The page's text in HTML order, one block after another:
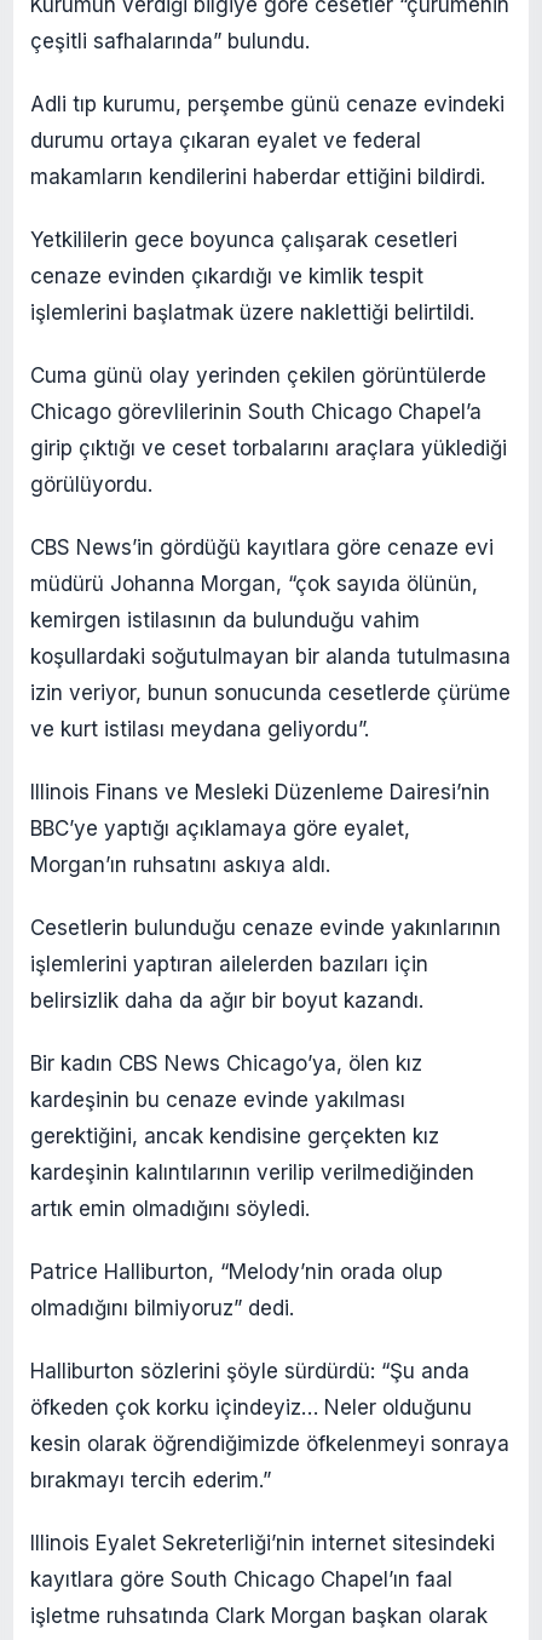
çeşitli safhalarında” bulundu.
Adli tıp kurumu, perşembe günü cenaze evindeki
durumu ortaya çıkaran eyalet ve federal
makamların kendilerini haberdar ettiğini bildirdi.
Yetkililerin gece boyunca çalışarak cesetleri
cenaze evinden çıkardığı ve kimlik tespit
işlemlerini başlatmak üzere naklettiği belirtildi.
Cuma günü olay yerinden çekilen görüntülerde
Chicago görevlilerinin South Chicago Chapel’a
girip çıktığı ve ceset torbalarını araçlara yüklediği
görülüyordu.
CBS News’in gördüğü kayıtlara göre cenaze evi
müdürü Johanna Morgan, “çok sayıda ölünün,
kemirgen istilasının da bulunduğu vahim
koşullardaki soğutulmayan bir alanda tutulmasına
izin veriyor, bunun sonucunda cesetlerde çürüme
ve kurt istilası meydana geliyordu”.
Illinois Finans ve Mesleki Düzenleme Dairesi’nin
BBC’ye yaptığı açıklamaya göre eyalet,
Morgan’ın ruhsatını askıya aldı.
Cesetlerin bulunduğu cenaze evinde yakınlarının
işlemlerini yaptıran ailelerden bazıları için
belirsizlik daha da ağır bir boyut kazandı.
Bir kadın CBS News Chicago’ya, ölen kız
kardeşinin bu cenaze evinde yakılması
gerektiğini, ancak kendisine gerçekten kız
kardeşinin kalıntılarının verilip verilmediğinden
artık emin olmadığını söyledi.
Patrice Halliburton, “Melody’nin orada olup
olmadığını bilmiyoruz” dedi.
Halliburton sözlerini şöyle sürdürdü: “Şu anda
öfkeden çok korku içindeyiz… Neler olduğunu
kesin olarak öğrendiğimizde öfkelenmeyi sonraya
bırakmayı tercih ederim.”
Illinois Eyalet Sekreterliği’nin internet sitesindeki
kayıtlara göre South Chicago Chapel’ın faal
işletme ruhsatında Clark Morgan başkan olarak